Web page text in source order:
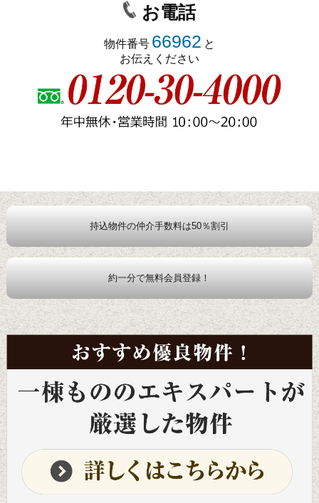
お電話
物件番号 66962 と
お伝えください
持込物件の仲介手数料は50％割引
約一分で無料会員登録！